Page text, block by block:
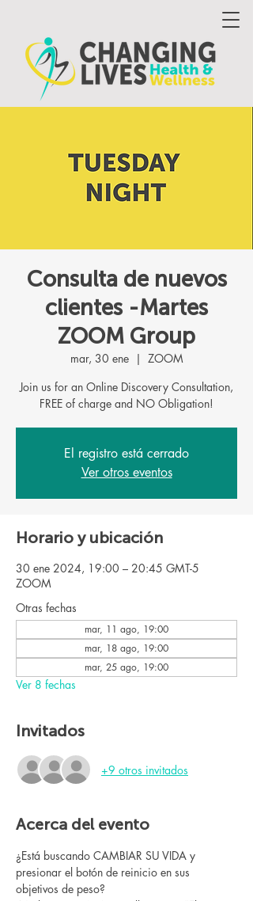
Consulta de nuevos
clientes -Martes
ZOOM Group
mar, 30 ene
  |
ZOOM
Join us for an Online Discovery Consultation,
FREE of charge and NO Obligation!
El registro está cerrado
Ver otros eventos
Horario y ubicación
30 ene 2024, 19:00 – 20:45 GMT-5
ZOOM
Otras fechas
mar, 11 ago, 19:00
mar, 18 ago, 19:00
mar, 25 ago, 19:00
Ver 8 fechas
Invitados
+9 otros invitados
Acerca del evento
¿Está buscando CAMBIAR SU VIDA y
presionar el botón de reinicio en sus
objetivos de peso?